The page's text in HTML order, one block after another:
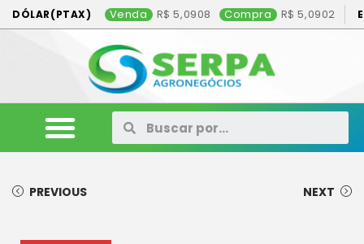
DÓLAR(PTAX) Venda 5,0908 Compra 5,0902
PREVIOUS NEXT